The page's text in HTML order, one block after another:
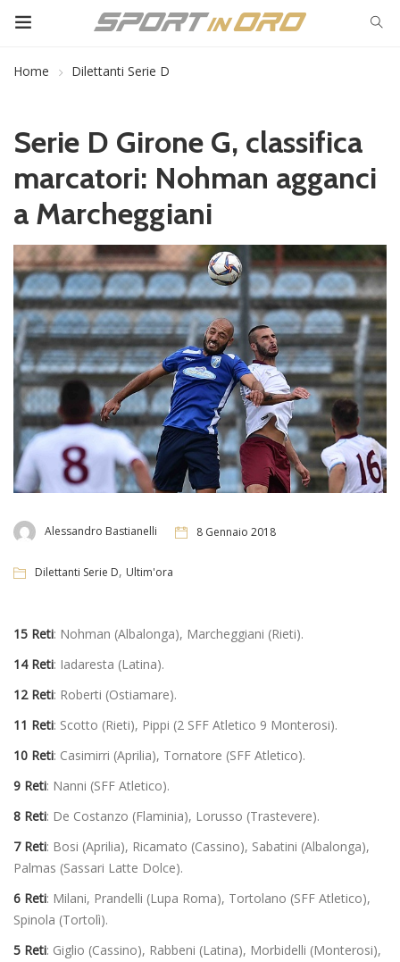
Home Dilettanti Serie D
Serie D Girone G, classifica
marcatori: Nohman agganci
a Marcheggiani
Alessandro Bastianelli 8 Gennaio 2018
Dilettanti Serie D, Ultim'ora
15 Reti: Nohman (Albalonga), Marcheggiani (Rieti).
14 Reti: Iadaresta (Latina).
12 Reti: Roberti (Ostiamare).
11 Reti: Scotto (Rieti), Pippi (2 SFF Atletico 9 Monterosi).
10 Reti: Casimirri (Aprilia), Tornatore (SFF Atletico).
9 Reti: Nanni (SFF Atletico).
8 Reti: De Costanzo (Flaminia), Lorusso (Trastevere).
7 Reti: Bosi (Aprilia), Ricamato (Cassino), Sabatini (Albalonga),
Palmas (Sassari Latte Dolce).
6 Reti: Milani, Prandelli (Lupa Roma), Tortolano (SFF Atletico),
Spinola (Tortolì).
5 Reti: Giglio (Cassino), Rabbeni (Latina), Morbidelli (Monterosi),